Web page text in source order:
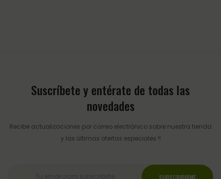
Suscríbete y entérate de todas las
novedades
Recibe actualizaciones por correo electrónico sobre nuestra tienda
y las últimas ofertas especiales !!